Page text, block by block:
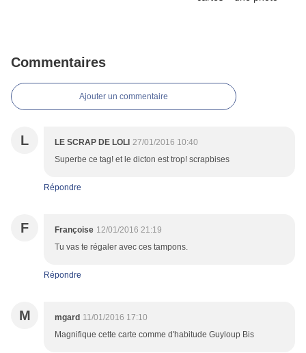
Commentaires
Ajouter un commentaire
L LE SCRAP DE LOLI 27/01/2016 10:40
Superbe ce tag! et le dicton est trop! scrapbises
Répondre
F Françoise 12/01/2016 21:19
Tu vas te régaler avec ces tampons.
Répondre
M mgard 11/01/2016 17:10
Magnifique cette carte comme d'habitude Guyloup Bis